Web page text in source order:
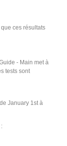
ces résultats
- Main met à
tests sont
January 1st à